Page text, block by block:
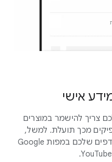
אישי
צריך להישמר במוצרים
מכך תועלת. למשל,
כדי למצוא את היעדים המועדפים שלכם במפות Google